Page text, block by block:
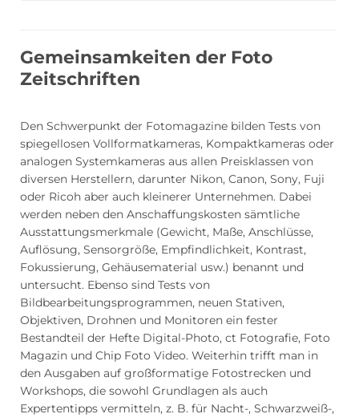
Gemeinsamkeiten der Foto
Zeitschriften
Den Schwerpunkt der Fotomagazine bilden Tests von
spiegellosen Vollformatkameras, Kompaktkameras oder
analogen Systemkameras aus allen Preisklassen von
diversen Herstellern, darunter Nikon, Canon, Sony, Fuji
oder Ricoh aber auch kleinerer Unternehmen. Dabei
werden neben den Anschaffungskosten sämtliche
Ausstattungsmerkmale (Gewicht, Maße, Anschlüsse,
Auflösung, Sensorgröße, Empfindlichkeit, Kontrast,
Fokussierung, Gehäusematerial usw.) benannt und
untersucht. Ebenso sind Tests von
Bildbearbeitungsprogrammen, neuen Stativen,
Objektiven, Drohnen und Monitoren ein fester
Bestandteil der Hefte Digital-Photo, ct Fotografie, Foto
Magazin und Chip Foto Video. Weiterhin trifft man in
den Ausgaben auf großformatige Fotostrecken und
Workshops, die sowohl Grundlagen als auch
Expertentipps vermitteln, z. B. für Nacht-, Schwarzweiß-,